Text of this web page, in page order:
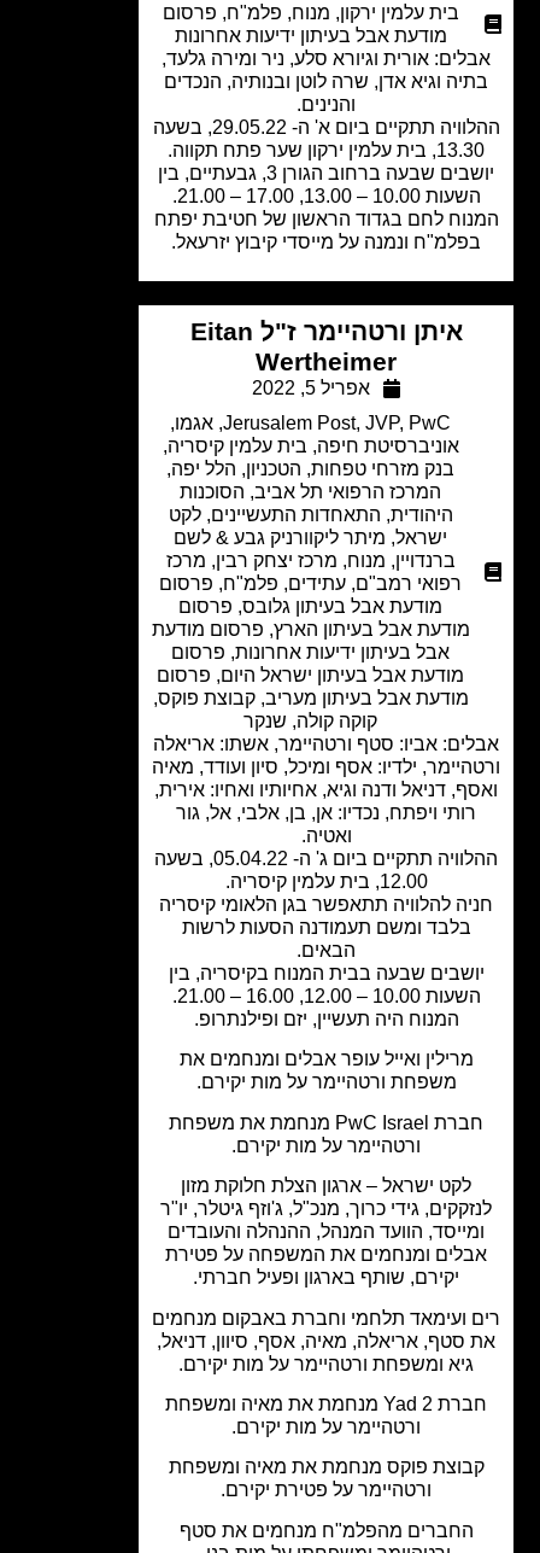
בית עלמין ירקון,מנוח,פלמ"ח,פרסום
מודעת אבל בעיתון ידיעות אחרונות
אורית וגיורא סלע, ניר ומירה גלעד,
וגיא אדן, שרה לוטן ובנותיה, הנכדים
ההלוויה תתקיים ביום א' ה- 29.05.22, בשעה
יושבים שבעה ברחוב הגורן 3, גבעתיים, בין
לחם בגדוד הראשון של חטיבת יפתח
ונמנה על מייסדי קיבוץ יזרעאל.
איתן ורטהיימר ז"ל Eitan
Wertheimer
אפריל 5, 2022
Jerusalem Post,JVP
,אגמו,
אוניברסיטת חיפה,בית עלמין קיסריה
בנק מזרחי טפחות,הטכניון,הלל יפה,
המרכז הרפואי תל אביב,הסוכנות
,התאחדות התעשיינים,לקט
מיתר ליקוורניק גבע & לשם
ברנדויין
,מנוח,מרכז יצחק רבין,מרכז
רפואי רמב"ם,עתידים ,פלמ"ח,פרסום
מודעת אבל בעיתון גלובס, פרסום
מודעת אבל בעיתון הארץ,פרסום מודעת
אבל בעיתון ידיעות אחרונות,פרסום
מודעת אבל בעיתון ישראל היום,פרסום
מודעת אבל בעיתון מעריב, קבוצת פוקס,
קוקה קולה,שנקר
אביו: סטף ורטהיימר, אשתו: אריאלה
ילדיו: אסף ומיכל, סיון ועודד, מאיה
דניאל ודנה וגיא, אחיותיו ואחיו: אירית,
רותי ויפתח, נכדיו: אן, בן, אלבי, אל, גור
ההלוויה תתקיים ביום ג' ה- 05.04.22, בשעה
להלוויה תתאפשר בגן הלאומי קיסריה
בלבד ומשם תעמודנה הסעות לרשות
שבעה בבית המנוח בקיסריה, בין
המנוח היה תעשיין, יזם ופילנתרופ.
מרילין ואייל עופר אבלים ומנחמים את
משפחת ורטהיימר על מות יקירם.
חברת PwC Israel מנחמת את משפחת
ורטהיימר על מות יקירם.
לקט ישראל – ארגון הצלת חלוקת מזון
גידי כרוך, מנכ"ל, ג'וזף גיטלר, יו"ר
הוועד המנהל, ההנהלה והעובדים
ומנחמים את המשפחה על פטירת
יקירם, שותף בארגון ופעיל חברתי.
ועימאד תלחמי וחברת באבקום מנחמים
סטף, אריאלה, מאיה, אסף, סיוון, דניאל,
גיא ומשפחת ורטהיימר על מות יקירם.
חברת Yad 2 מנחמת את מאיה ומשפחת
ורטהיימר על מות יקירם.
פוקס מנחמת את מאיה ומשפחת
ורטהיימר על פטירת יקירם.
החברים מהפלמ"ח מנחמים את סטף